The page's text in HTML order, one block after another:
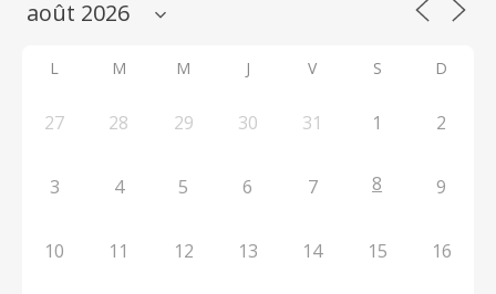
L M M J V S D
27 28 29 30 31 1 2
3 4 5 6 7 8 9
10 11 12 13 14 15 16